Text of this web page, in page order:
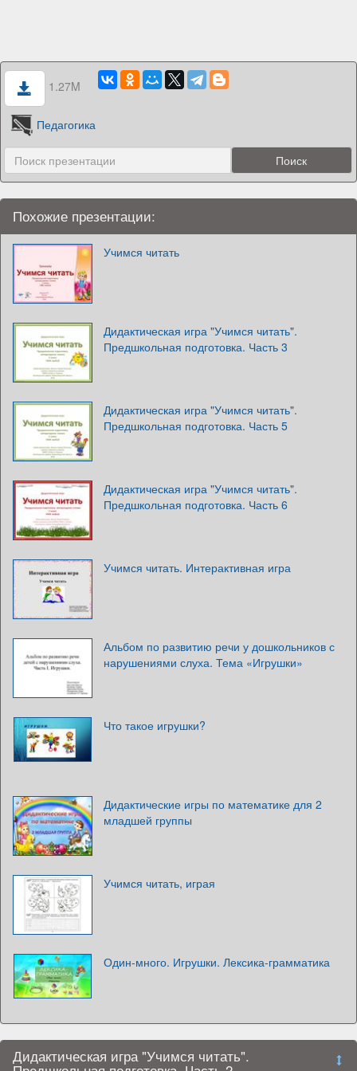
1.27M
Педагогика
Похожие презентации:
Учимся читать
Дидактическая игра "Учимся читать".
Предшкольная подготовка. Часть 3
Дидактическая игра "Учимся читать".
Предшкольная подготовка. Часть 5
Дидактическая игра "Учимся читать".
Предшкольная подготовка. Часть 6
Учимся читать. Интерактивная игра
Альбом по развитию речи у дошкольников с
нарушениями слуха. Тема «Игрушки»
Что такое игрушки?
Дидактические игры по математике для 2
младшей группы
Учимся читать, играя
Один-много. Игрушки. Лексика-грамматика
Дидактическая игра "Учимся читать".